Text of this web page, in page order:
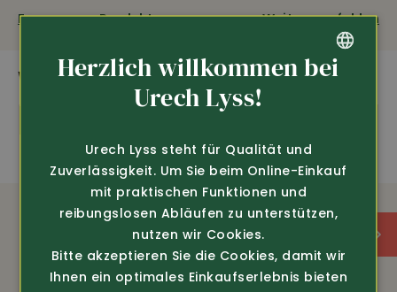
AUSSTATTUNG
Länge ca. 71cm
40° C Wäsche
Fragen zum Produkt Weiterempfehlen
WEITERE SPANNENDE PRODUKTE
Herzlich willkommen bei
Urech Lyss!
Urech Lyss steht für Qualität und
Zuverlässigkeit. Um Sie beim Online-Einkauf
mit praktischen Funktionen und
reibungslosen Abläufen zu unterstützen,
nutzen wir Cookies.
Bitte akzeptieren Sie die Cookies, damit wir
Ihnen ein optimales Einkaufserlebnis bieten